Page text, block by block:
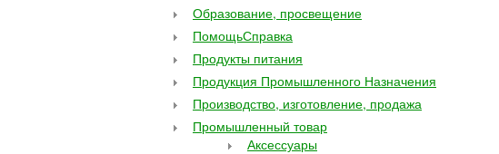
Образование, просвещение
ПомощьСправка
Продукты питания
Продукция Промышленного Назначения
Производство, изготовление, продажа
Промышленный товар
Аксессуары